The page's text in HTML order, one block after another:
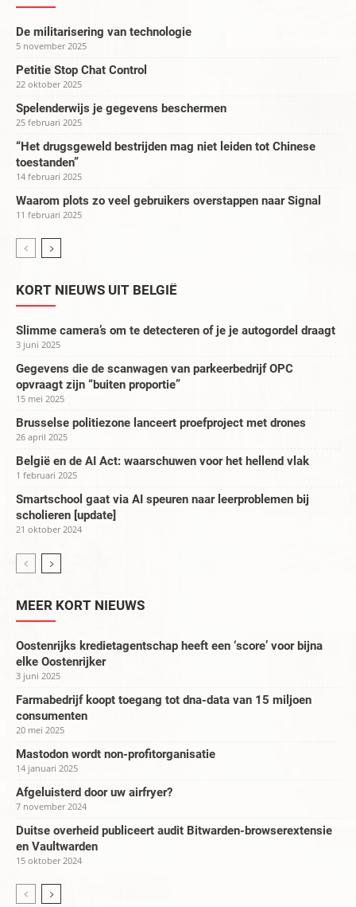
De militarisering van technologie
5 november 2025
Petitie Stop Chat Control
22 oktober 2025
Spelenderwijs je gegevens beschermen
25 februari 2025
“Het drugsgeweld bestrijden mag niet leiden tot Chinese
toestanden”
14 februari 2025
Waarom plots zo veel gebruikers overstappen naar Signal
11 februari 2025
KORT NIEUWS UIT BELGIË
Slimme camera’s om te detecteren of je je autogordel draagt
3 juni 2025
Gegevens die de scanwagen van parkeerbedrijf OPC
opvraagt zijn “buiten proportie”
15 mei 2025
Brusselse politiezone lanceert proefproject met drones
26 april 2025
België en de AI Act: waarschuwen voor het hellend vlak
1 februari 2025
Smartschool gaat via AI speuren naar leerproblemen bij
scholieren [update]
21 oktober 2024
MEER KORT NIEUWS
Oostenrijks kredietagentschap heeft een ‘score’ voor bijna
elke Oostenrijker
3 juni 2025
Farmabedrijf koopt toegang tot dna-data van 15 miljoen
consumenten
20 mei 2025
Mastodon wordt non-profitorganisatie
14 januari 2025
Afgeluisterd door uw airfryer?
7 november 2024
Duitse overheid publiceert audit Bitwarden-browserextensie
en Vaultwarden
15 oktober 2024